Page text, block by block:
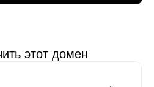
этот домен